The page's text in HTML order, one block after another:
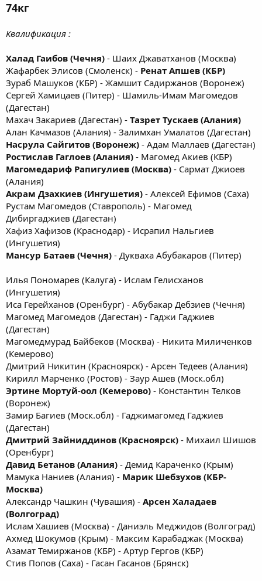
74кг
Квалификация :
Халад Гаибов (Чечня) - Шаих Джаватханов (Москва)
Жафарбек Элисов (Смоленск) - Ренат Апшев (КБР)
Зураб Машуков (КБР) - Жамшит Садиржанов (Воронеж)
Сергей Хамицаев (Питер) - Шамиль-Имам Магомедов
(Дагестан)
Махач Закариев (Дагестан) - Тазрет Тускаев (Алания)
Алан Качмазов (Алания) - Залимхан Умалатов (Дагестан)
Насрула Сайгитов (Воронеж) - Адам Маллаев (Дагестан)
Ростислав Гаглоев (Алания) - Магомед Акиев (КБР)
Магомедариф Рапигулиев (Москва) - Сармат Джиоев
(Алания)
Акрам Дзахкиев (Ингушетия) - Алексей Ефимов (Саха)
Рустам Магомедов (Ставрополь) - Магомед
Дибиргаджиев (Дагестан)
Хафиз Хафизов (Краснодар) - Исрапил Нальгиев
(Ингушетия)
Мансур Батаев (Чечня) - Дукваха Абубакаров (Питер)
Илья Пономарев (Калуга) - Ислам Гелисханов
(Ингушетия)
Иса Герейханов (Оренбург) - Абубакар Дебзиев (Чечня)
Магомед Магомедов (Дагестан) - Гаджи Гаджиев
(Дагестан)
Магомедмурад Байбеков (Москва) - Никита Миличенков
(Кемерово)
Дмитрий Никитин (Красноярск) - Арсен Тедеев (Алания)
Кирилл Марченко (Ростов) - Заур Ашев (Моск.обл)
Эртине Мортуй-оол (Кемерово) - Константин Телков
(Воронеж)
Замир Багиев (Моск.обл) - Гаджимагомед Гаджиев
(Дагестан)
Дмитрий Зайниддинов (Красноярск) - Михаил Шишов
(Оренбург)
Давид Бетанов (Алания) - Демид Караченко (Крым)
Мамука Наниев (Алания) - Марик Шебзухов (КБР-
Москва)
Александр Чашкин (Чувашия) - Арсен Халадаев
(Волгоград)
Ислам Хашиев (Москва) - Даниэль Меджидов (Волгоград)
Ахмед Шокумов (Крым) - Максим Карабаджак (Москва)
Азамат Темиржанов (КБР) - Артур Гергов (КБР)
Стив Попов (Саха) - Гасан Гасанов (Брянск)